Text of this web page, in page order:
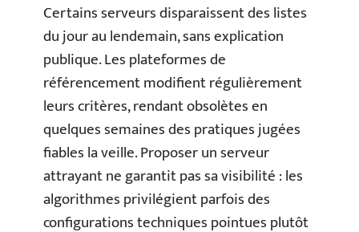
Certains serveurs disparaissent des listes
du jour au lendemain, sans explication
publique. Les plateformes de
référencement modifient régulièrement
leurs critères, rendant obsolètes en
quelques semaines des pratiques jugées
fiables la veille. Proposer un serveur
attrayant ne garantit pas sa visibilité : les
algorithmes privilégient parfois des
configurations techniques pointues plutôt